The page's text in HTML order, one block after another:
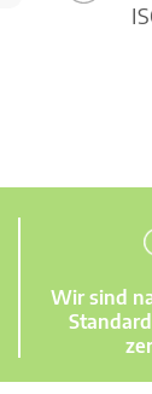
Wir sind